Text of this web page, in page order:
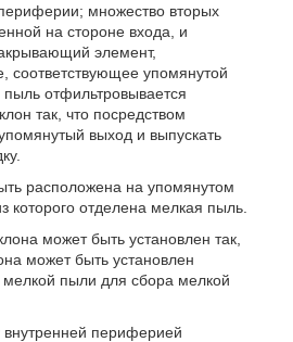
множество вторых
на стороне входа, и
элемент,
соответствующее упомянутой
пыль отфильтровывается
так, что посредством
выход и выпускать
расположена на упомянутом
которого отделена мелкая пыль.
может быть установлен так,
может быть установлен
мелкой пыли для сбора мелкой
периферией